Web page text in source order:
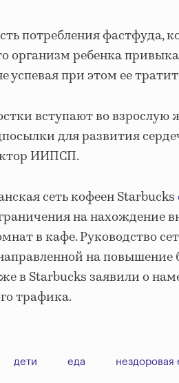
потребления фастфуда,
организм ребенка
успевая при этом ее
вступают во взрослую
для развития
ИИПСП.
сеть кофеен Starbucks
на нахождение
в кафе. Руководство
на повышение
в Starbucks заявили о
трафика.
дети еда нездоровая